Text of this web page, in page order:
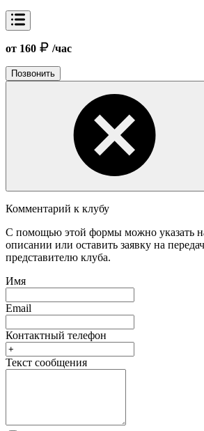
от 160 /час
Позвонить
Комментарий к клубу
С помощью этой формы можно указать
описании или оставить заявку на
представителю клуба.
Имя
Email
Контактный телефон
Текст сообщения